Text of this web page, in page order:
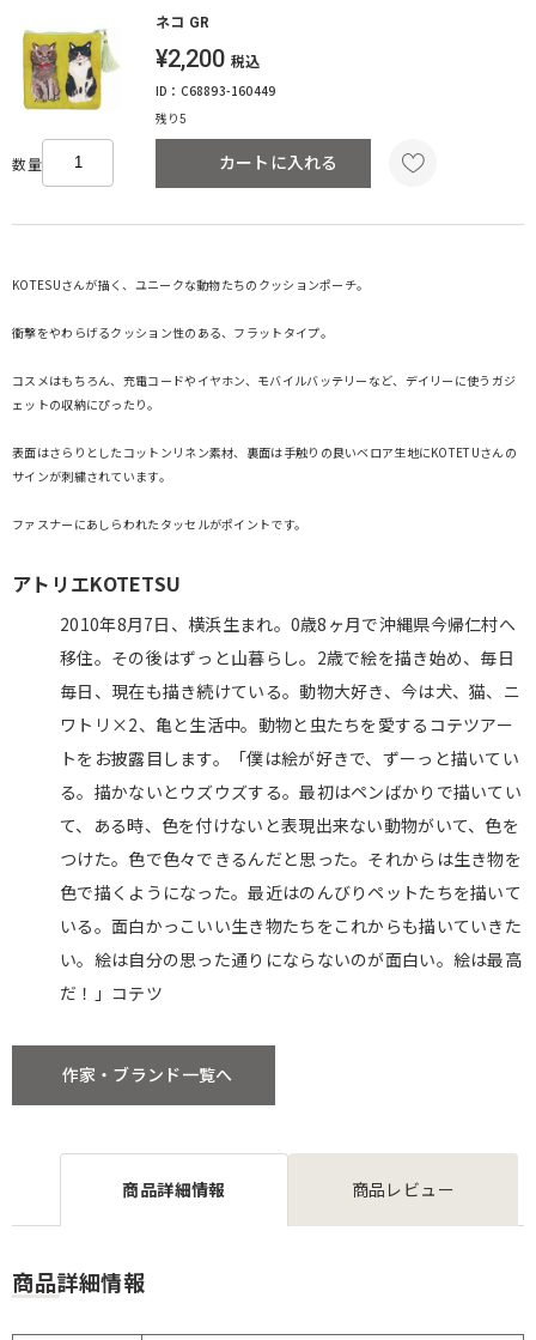
ネコ GR
¥2,200 税込
ID：C68893-160449
残り5
数量 カートに入れる
KOTESUさんが描く、ユニークな動物たちのクッションポーチ。
衝撃をやわらげるクッション性のある、フラットタイプ。
コスメはもちろん、充電コードやイヤホン、モバイルバッテリーなど、デイリーに使うガジ
ェットの収納にぴったり。
表面はさらりとしたコットンリネン素材、裏面は手触りの良いベロア生地にKOTETUさんの
サインが刺繍されています。
ファスナーにあしらわれたタッセルがポイントです。
アトリエKOTETSU
2010年8月7日、横浜生まれ。0歳8ヶ月で沖縄県今帰仁村へ
移住。その後はずっと山暮らし。2歳で絵を描き始め、毎日
毎日、現在も描き続けている。動物大好き、今は犬、猫、ニ
ワトリ×2、亀と生活中。動物と虫たちを愛するコテツアー
トをお披露目します。「僕は絵が好きで、ずーっと描いてい
る。描かないとウズウズする。最初はペンばかりで描いてい
て、ある時、色を付けないと表現出来ない動物がいて、色を
つけた。色で色々できるんだと思った。それからは生き物を
色で描くようになった。最近はのんびりペットたちを描いて
いる。面白かっこいい生き物たちをこれからも描いていきた
い。絵は自分の思った通りにならないのが面白い。絵は最高
だ！」コテツ
作家・ブランド一覧へ
商品詳細情報 商品レビュー
商品詳細情報